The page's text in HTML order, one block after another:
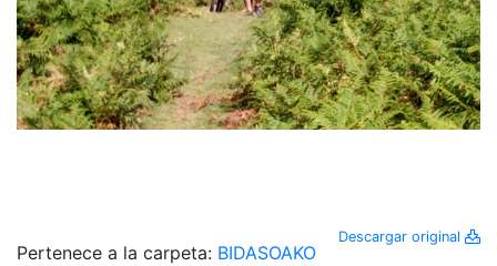
Descargar original
Pertenece a la carpeta: BIDASOAKO